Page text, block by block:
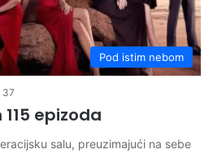
Pod istim nebom
37
epizoda
salu, preuzimajući na sebe